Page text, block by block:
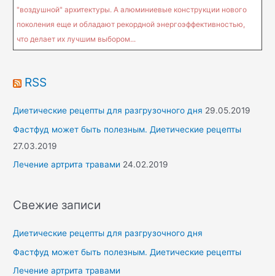
"воздушной" архитектуры. А алюминиевые конструкции нового
поколения еще и обладают рекордной энергоэффективностью,
что делает их лучшим выбором...
RSS
Диетические рецепты для разгрузочного дня 29.05.2019
Фастфуд может быть полезным. Диетические рецепты
27.03.2019
Лечение артрита травами 24.02.2019
Свежие записи
Диетические рецепты для разгрузочного дня
Фастфуд может быть полезным. Диетические рецепты
Лечение артрита травами